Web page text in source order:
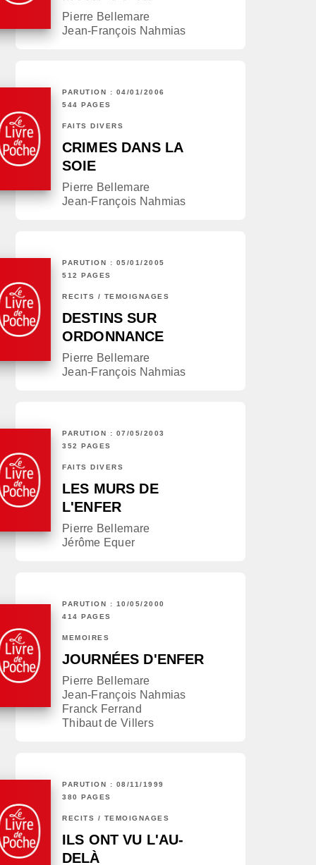
Pierre Bellemare
Jean-François Nahmias
PARUTION : 04/01/2006
544 PAGES
FAITS DIVERS
CRIMES DANS LA
SOIE
Pierre Bellemare
Jean-François Nahmias
PARUTION : 05/01/2005
512 PAGES
RÉCITS / TÉMOIGNAGES
DESTINS SUR
ORDONNANCE
Pierre Bellemare
Jean-François Nahmias
PARUTION : 07/05/2003
352 PAGES
FAITS DIVERS
LES MURS DE
L'ENFER
Pierre Bellemare
Jérôme Equer
PARUTION : 10/05/2000
414 PAGES
MÉMOIRES
JOURNÉES D'ENFER
Pierre Bellemare
Jean-François Nahmias
Franck Ferrand
Thibaut de Villers
PARUTION : 08/11/1999
380 PAGES
RÉCITS / TÉMOIGNAGES
ILS ONT VU L'AU-
DELÀ